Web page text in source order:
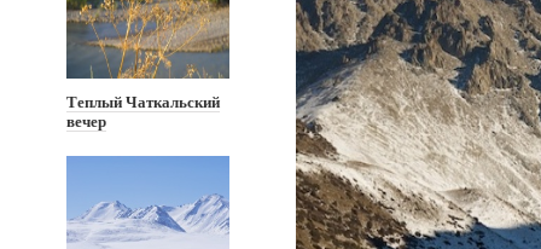
Теплый Чаткальский
вечер